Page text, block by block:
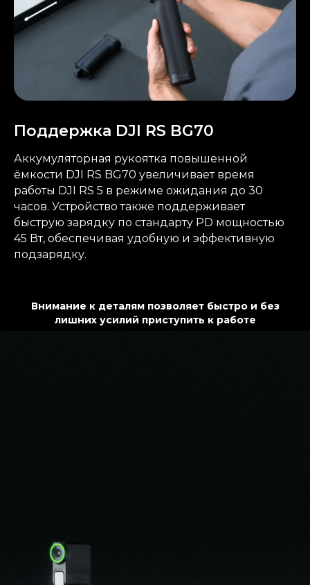
Поддержка DJI RS BG70
Аккумуляторная рукоятка повышенной
ёмкости DJI RS BG70 увеличивает время
работы DJI RS 5 в режиме ожидания до 30
часов. Устройство также поддерживает
быструю зарядку по стандарту PD мощностью
45 Вт, обеспечивая удобную и эффективную
подзарядку.
Внимание к деталям позволяет быстро и без
лишних усилий приступить к работе